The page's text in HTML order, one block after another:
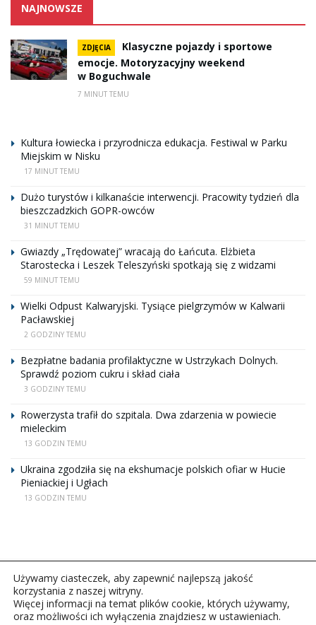
NAJNOWSZE
ZDJĘCIA
Klasyczne pojazdy i sportowe
emocje. Motoryzacyjny weekend
w Boguchwale
7 MINUT TEMU
Kultura łowiecka i przyrodnicza edukacja. Festiwal w Parku
Miejskim w Nisku
17 MINUT TEMU
Dużo turystów i kilkanaście interwencji. Pracowity tydzień dla
bieszczadzkich GOPR-owców
31 MINUT TEMU
Gwiazdy „Trędowatej” wracają do Łańcuta. Elżbieta
Starostecka i Leszek Teleszyński spotkają się z widzami
59 MINUT TEMU
Wielki Odpust Kalwaryjski. Tysiące pielgrzymów w Kalwarii
Pacławskiej
2 GODZINY TEMU
Bezpłatne badania profilaktyczne w Ustrzykach Dolnych.
Sprawdź poziom cukru i skład ciała
3 GODZINY TEMU
Rowerzysta trafił do szpitala. Dwa zdarzenia w powiecie
mieleckim
13 GODZIN TEMU
Ukraina zgodziła się na ekshumacje polskich ofiar w Hucie
Pieniackiej i Ugłach
13 GODZIN TEMU
Używamy ciasteczek, aby zapewnić najlepszą jakość
korzystania z naszej witryny.
Więcej informacji na temat plików cookie, których używamy,
oraz możliwości ich wyłączenia znajdziesz w ustawieniach.